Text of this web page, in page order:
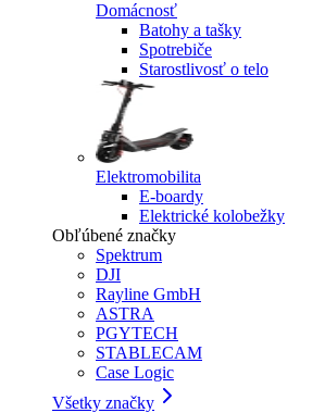
Domácnosť
Batohy a tašky
Spotrebiče
Starostlivosť o telo
Elektromobilita
E-boardy
Elektrické kolobežky
Obľúbené značky
Spektrum
DJI
Rayline GmbH
ASTRA
PGYTECH
STABLECAM
Case Logic
Všetky značky